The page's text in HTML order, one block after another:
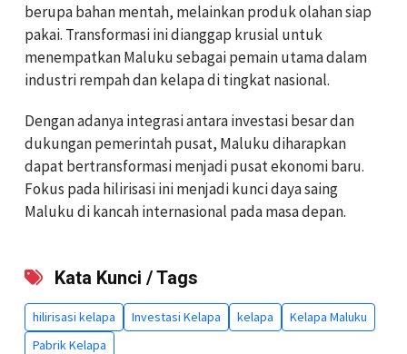
berupa bahan mentah, melainkan produk olahan siap
pakai. Transformasi ini dianggap krusial untuk
menempatkan Maluku sebagai pemain utama dalam
industri rempah dan kelapa di tingkat nasional.
Dengan adanya integrasi antara investasi besar dan
dukungan pemerintah pusat, Maluku diharapkan
dapat bertransformasi menjadi pusat ekonomi baru.
Fokus pada hilirisasi ini menjadi kunci daya saing
Maluku di kancah internasional pada masa depan.
Kata Kunci / Tags
hilirisasi kelapa Investasi Kelapa kelapa
Kelapa Maluku
Pabrik Kelapa